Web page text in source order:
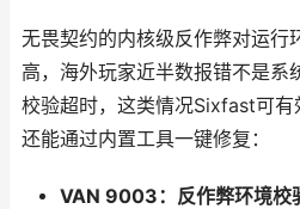
无畏契约的内核级反作弊对运行
高，海外玩家近半数报错不是系
校验超时，这类情况Sixfast可
还能通过内置工具一键修复：
VAN 9003：反作弊环境校